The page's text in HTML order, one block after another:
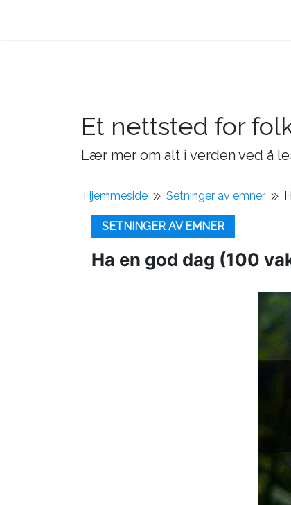
Et nettsted for
Lær mer om alt i verden ved å
Hjemmeside Setninger av emner
SETNINGER AV EMNER
Ha en god dag (100